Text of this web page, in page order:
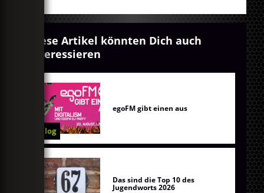
Diese Artikel könnten Dich auch
interessieren
Blog
egoFM gibt einen aus
Das sind die Top 10 des
Jugendworts 2026